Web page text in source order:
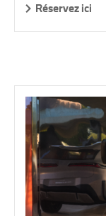
Réservez ici